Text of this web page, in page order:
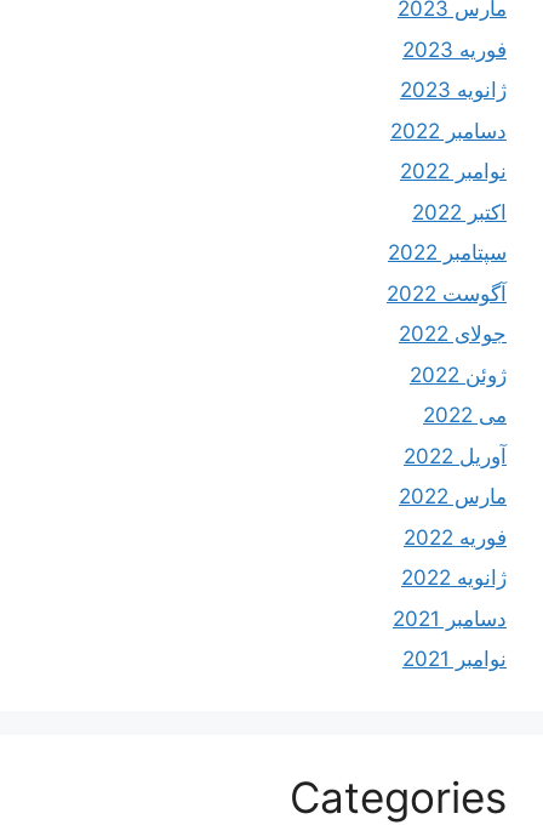
مارس 2023
فوریه 2023
ژانویه 2023
دسامبر 2022
نوامبر 2022
اکتبر 2022
سپتامبر 2022
آگوست 2022
جولای 2022
ژوئن 2022
می 2022
آوریل 2022
مارس 2022
فوریه 2022
ژانویه 2022
دسامبر 2021
نوامبر 2021
Categories